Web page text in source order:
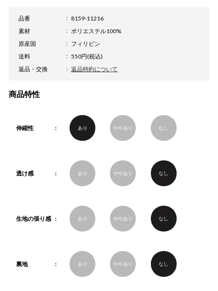
品番
8159-11216
素材
ポリエステル100%
原産国
フィリピン
送料
550円(税込)
返品・交換
返品特約について
商品特性
伸縮性 あり ややあり なし
透け感 あり ややあり なし
生地の張り感 あり ややあり なし
裏地 あり ややあり なし